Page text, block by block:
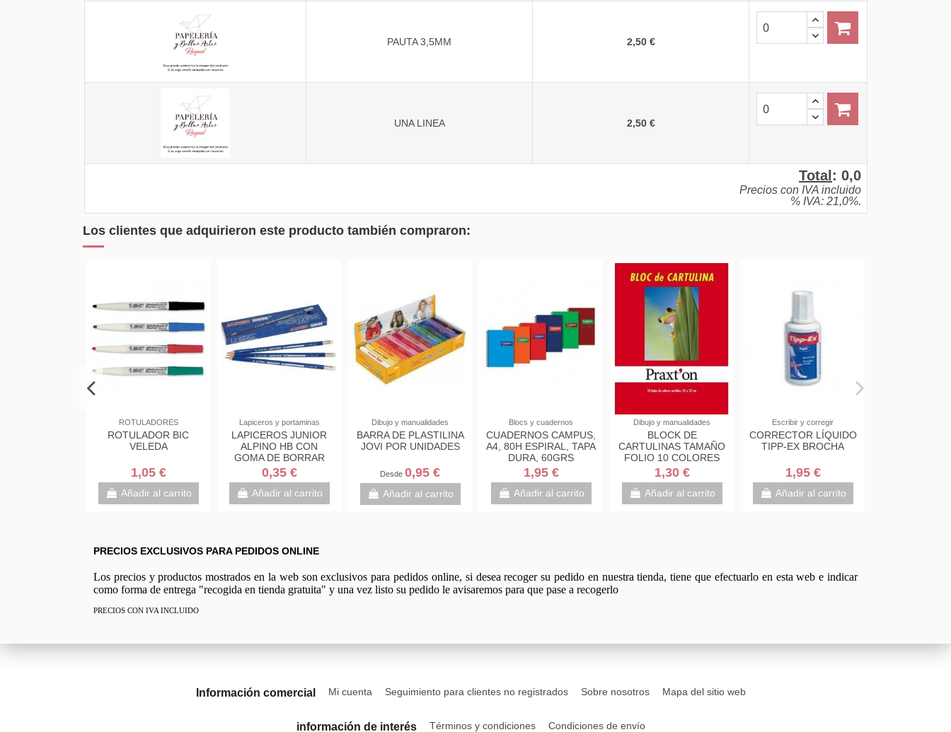
PAUTA 3,5MM 2,50 €
UNA LINEA 2,50 €
Total : 0,0
Precios con IVA incluido
% IVA: 21,0%.
Los clientes que adquirieron este producto también compraron:
PRODUCTOS AUXILIARES
ESENCIA DE
TREMENTINA
100ML
6,99 €
Añadir al carrito
ROTULADORES
ROTULADOR BIC
VELEDA
1,05 €
Añadir al carrito
Lapiceros y portaminas
LAPICEROS JUNIOR
ALPINO HB CON
0,35 €
Añadir al carrito
Dibujo y manualidades
BARRA DE PLASTILINA
JOVI POR UNIDADES
0,95 €
Añadir al carrito
Blocs y cuadernos
CUADERNOS CAMPUS,
A4, 80H ESPIRAL, TAPA
DURA, 60GRS
1,95 €
Añadir al carrito
Dibujo y manualidades
BLOCK DE
CARTULINAS TAMAÑO
1,30 €
Añadir al carrito
PRECIOS EXCLUSIVOS PARA PEDIDOS ONLINE
Los precios y productos mostrados en la web son exclusivos para pedidos online, si desea recoger su pedido en nuestra tienda, tiene que efectuarlo en esta web e indicar
como forma de entrega "recogida en tienda gratuita" y una vez listo su pedido le avisaremos para que pase a recogerlo
PRECIOS CON IVA INCLUIDO
Información comercial Mi cuenta Seguimiento para clientes no registrados Sobre nosotros Mapa del sitio web
información de interés Términos y condiciones Condiciones de envío